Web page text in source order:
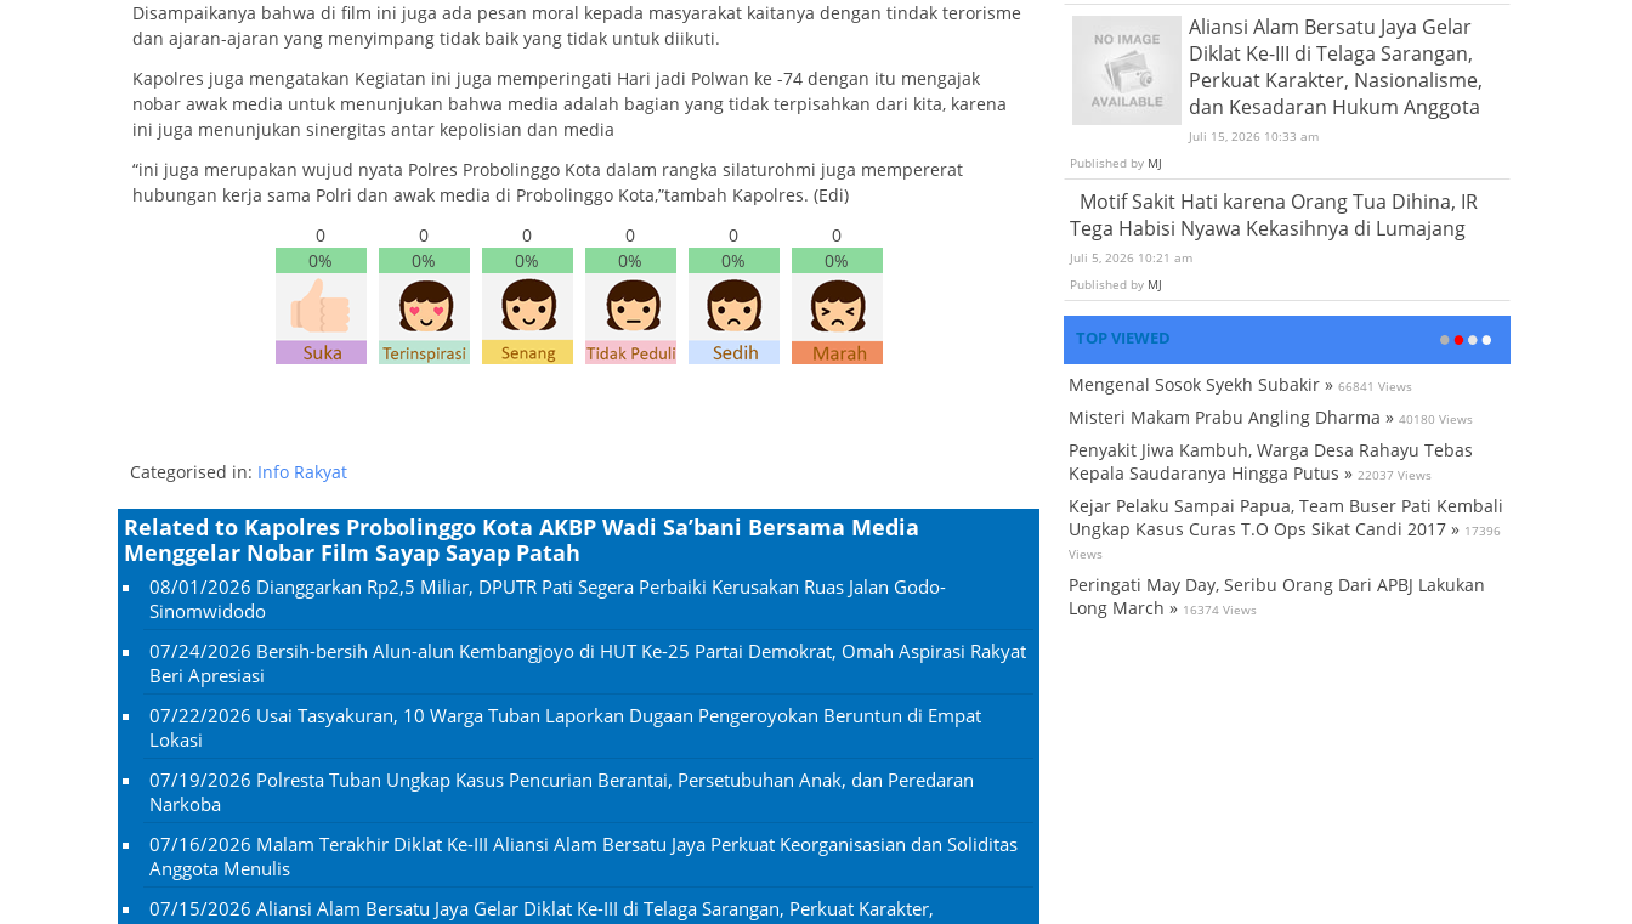
Disampaikanya bahwa di film ini juga ada pesan moral kepada masyarakat kaitanya dengan tindak terorisme
dan ajaran-ajaran yang menyimpang tidak baik yang tidak untuk diikuti.
Kapolres juga mengatakan Kegiatan ini juga memperingati Hari jadi Polwan ke -74 dengan itu mengajak
nobar awak media untuk menunjukan bahwa media adalah bagian yang tidak terpisahkan dari kita, karena
ini juga menunjukan sinergitas antar kepolisian dan media
“ini juga merupakan wujud nyata Polres Probolinggo Kota dalam rangka silaturohmi juga mempererat
hubungan kerja sama Polri dan awak media di Probolinggo Kota,”tambah Kapolres. (Edi)
0
0%
0
0%
0
0%
0
0%
0
0%
0
0%
Categorised in: Info Rakyat
Related to Kapolres Probolinggo Kota AKBP Wadi Sa’bani Bersama Media
Menggelar Nobar Film Sayap Sayap Patah
08/01/2026 Dianggarkan Rp2,5 Miliar, DPUTR Pati Segera Perbaiki Kerusakan Ruas Jalan Godo-
Sinomwidodo
07/24/2026 Bersih-bersih Alun-alun Kembangjoyo di HUT Ke-25 Partai Demokrat, Omah Aspirasi Rakyat
Beri Apresiasi
07/22/2026 Usai Tasyakuran, 10 Warga Tuban Laporkan Dugaan Pengeroyokan Beruntun di Empat
Lokasi
07/19/2026 Polresta Tuban Ungkap Kasus Pencurian Berantai, Persetubuhan Anak, dan Peredaran
Narkoba
07/16/2026 Malam Terakhir Diklat Ke-III Aliansi Alam Bersatu Jaya Perkuat Keorganisasian dan Soliditas
Anggota Menulis
07/15/2026 Aliansi Alam Bersatu Jaya Gelar Diklat Ke-III di Telaga Sarangan, Perkuat Karakter,
Aliansi Alam Bersatu Jaya Gelar
Diklat Ke-III di Telaga Sarangan,
Perkuat Karakter, Nasionalisme,
dan Kesadaran Hukum Anggota
Juli 15, 2026 10:33 am
Published by MJ
Motif Sakit Hati karena Orang Tua Dihina, IR
Tega Habisi Nyawa Kekasihnya di Lumajang
Juli 5, 2026 10:21 am
Published by MJ
TOP VIEWED
Mengenal Sosok Syekh Subakir » 66841 Views
Misteri Makam Prabu Angling Dharma » 40180 Views
Penyakit Jiwa Kambuh, Warga Desa Rahayu Tebas
Kepala Saudaranya Hingga Putus » 22037 Views
Kejar Pelaku Sampai Papua, Team Buser Pati Kembali
Ungkap Kasus Curas T.O Ops Sikat Candi 2017 » 17396
Views
Peringati May Day, Seribu Orang Dari APBJ Lakukan
Long March » 16374 Views